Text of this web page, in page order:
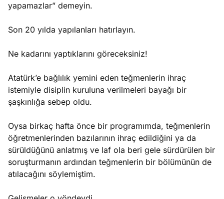
yapamazlar” demeyin.
Son 20 yılda yapılanları hatırlayın.
Ne kadarını yaptıklarını göreceksiniz!
Atatürk’e bağlılık yemini eden teğmenlerin ihraç
istemiyle disiplin kuruluna verilmeleri bayağı bir
şaşkınlığa sebep oldu.
Oysa birkaç hafta önce bir programımda, teğmenlerin
öğretmenlerinden bazılarının ihraç edildiğini ya da
sürüldüğünü anlatmış ve laf ola beri gele sürdürülen bir
soruşturmanın ardından teğmenlerin bir bölümünün de
atılacağını söylemiştim.